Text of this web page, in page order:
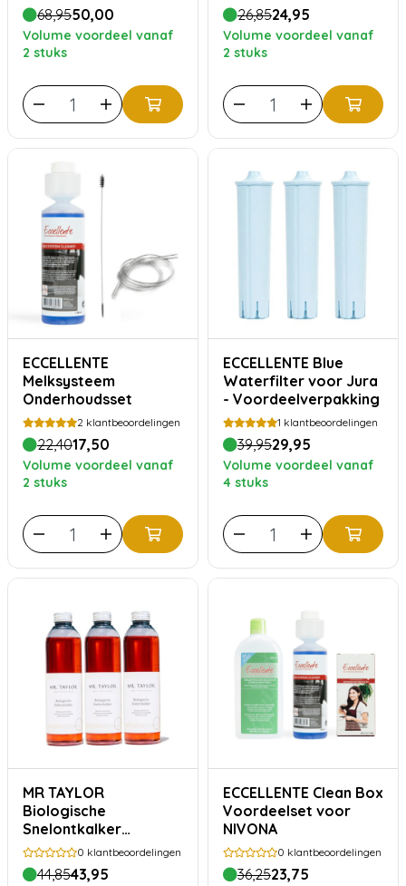
68,9550,00
Volume voordeel vanaf
2 stuks
26,8524,95
Volume voordeel vanaf
2 stuks
ECCELLENTE
Melksysteem
Onderhoudsset
2 klantbeoordelingen
22,4017,50
Volume voordeel vanaf
2 stuks
ECCELLENTE Blue
Waterfilter voor Jura
- Voordeelverpakking
1 klantbeoordelingen
39,9529,95
Volume voordeel vanaf
4 stuks
MR TAYLOR
Biologische
Snelontkalker
Voordeelset
0 klantbeoordelingen
44,8543,95
ECCELLENTE Clean Box
Voordeelset voor
NIVONA
0 klantbeoordelingen
36,2523,75